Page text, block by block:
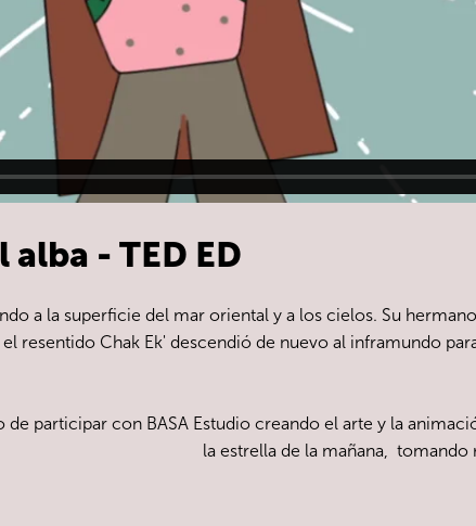
- TED ED
a la superficie del mar oriental y a los cielos. Su
resentido Chak Ek' descendió de nuevo al inframundo
de participar con BASA Estudio creando el arte y la
la estrella de la mañana, tomando